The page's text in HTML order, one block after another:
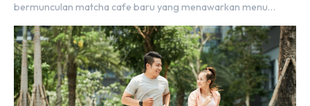
bermunculan matcha cafe baru yang menawarkan menu
nyaman, baik untuk produktif bekerja (WFC) maupun sekadar
bersantai bersama orang terdekat. Kabar baiknya, deretan
kafe hits ini tersebar di lokasi-lokasi strategis yang sangat […]